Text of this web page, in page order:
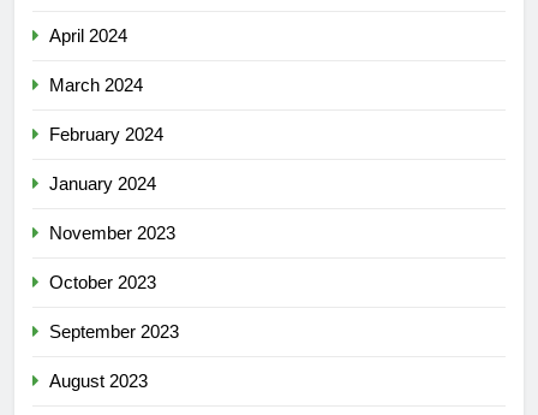
April 2024
March 2024
February 2024
January 2024
November 2023
October 2023
September 2023
August 2023